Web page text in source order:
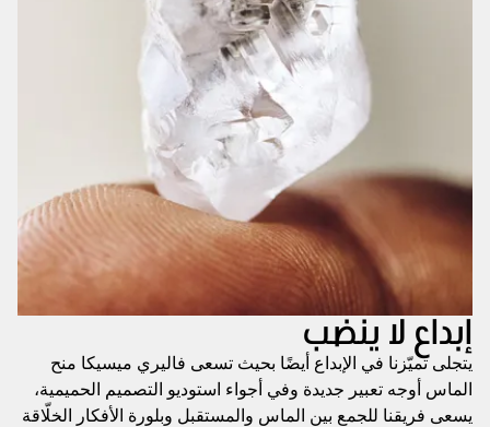
إبداع لا ينضب
يتجلى تميّزنا في الإبداع أيضًا بحيث تسعى فاليري ميسيكا منح
الماس أوجه تعبير جديدة وفي أجواء استوديو التصميم الحميمية،
يسعى فريقنا للجمع بين الماس والمستقبل وبلورة الأفكار الخلّاقة